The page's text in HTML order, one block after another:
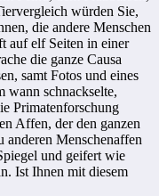
würden Sie,
die andere Menschen
auf elf Seiten in einer
die ganze Causa
samt Fotos und eines
wann schnackselte,
Primatenforschung
Affen, der den ganzen
anderen Menschenaffen
und geifert wie
Ist Ihnen mit diesem